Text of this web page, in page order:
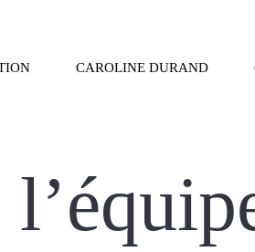
CAROLINE DURAND